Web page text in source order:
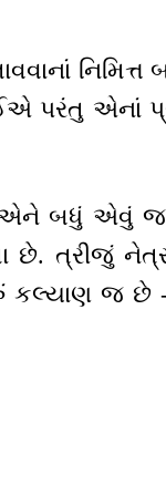
પરંતુ એનાં
એને બધું એવું
છે. ત્રીજું
કલ્યાણ જ છે